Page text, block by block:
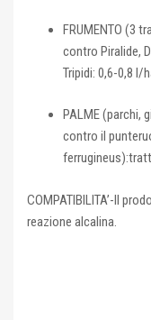
FRUMENTO (3
contro Piralide,
Tripidi: 0,6-0,8 l/
PALME (parchi,
contro il
COMPATIBILITA’-Il
reazione alcalina.